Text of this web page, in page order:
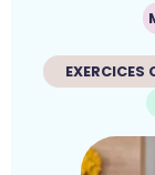
EXERCICES